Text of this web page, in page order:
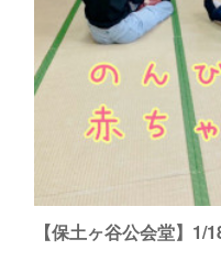
【保土ヶ谷公会堂】